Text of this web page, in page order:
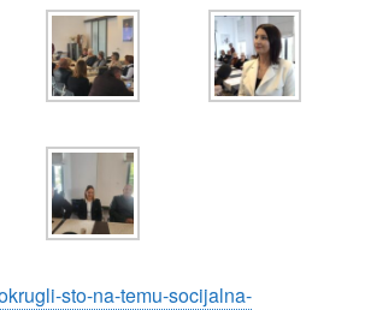
sto-na-temu-socijalna-